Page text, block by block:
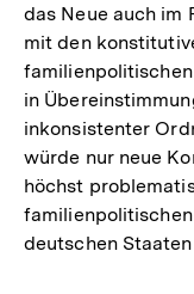
das Neue auch im
mit den
in
inkonsistenter
würde nur neue
höchst
deutschen